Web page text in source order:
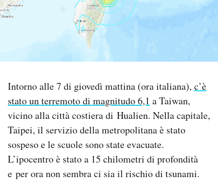
I MIEI PREFERITI
SHOP
CALENDARIO
Intorno alle 7 di giovedì mattina (ora italiana), c’è
stato un terremoto di magnitudo 6,1 a Taiwan,
vicino alla città costiera di Hualien. Nella capitale,
Taipei, il servizio della metropolitana è stato
sospeso e le scuole sono state evacuate.
L’ipocentro è stato a 15 chilometri di profondità
e per ora non sembra ci sia il rischio di tsunami.